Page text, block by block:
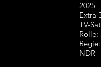
2025
Extra
TV-
Rolle:
NDR